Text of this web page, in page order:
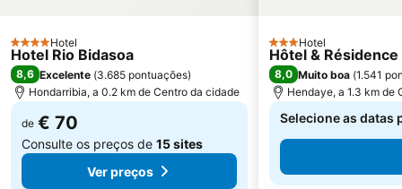
Aéroport de Biarritz-Anglet-Bayonne
Quais de la Nive
Fêtes de Bayonne
Basílica de San Ignacio de Loiola
4 Estrelas
Hotel
Hotel Rio Bidasoa
8,6 Excelente (3.685 pontuações)
Hondarribia, a 0.2 km de Centro da cidade
de € 70
Consulte os preços de 15 sites
Ver preços
3 Estrelas
Hotel
Hôtel &
8,0 Muito boa (1.541
Hendaye, a 1.3 km de
Selecione as datas